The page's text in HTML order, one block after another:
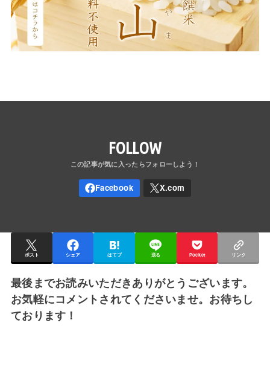
FOLLOW
ポスト シェア はてブ 送る Pocket リンク
最後までお読みいただきありがとうございます。
お気軽にコメントされてくださいませ。お待ちし
ております！